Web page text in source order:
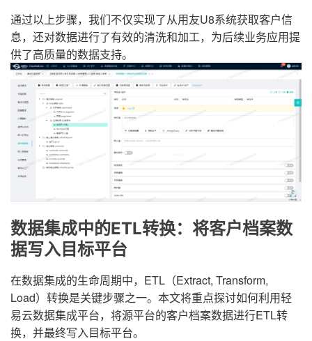
通过以上步骤，我们不仅实现了从用友U8系统获取客户信
息，还对数据进行了有效的清洗和加工，为后续业务应用提
供了高质量的数据支持。
数据集成中的ETL转换：将客户档案数
据写入目标平台
在数据集成的生命周期中，ETL（Extract, Transform,
Load）转换是关键步骤之一。本文将重点探讨如何利用轻
易云数据集成平台，将源平台的客户档案数据进行ETL转
换，并最终写入目标平台。